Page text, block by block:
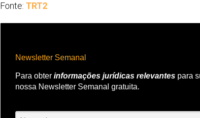
Fonte: TRT2
Newsletter Semanal
Para obter informações jurídicas relevantes para
nossa Newsletter Semanal gratuita.